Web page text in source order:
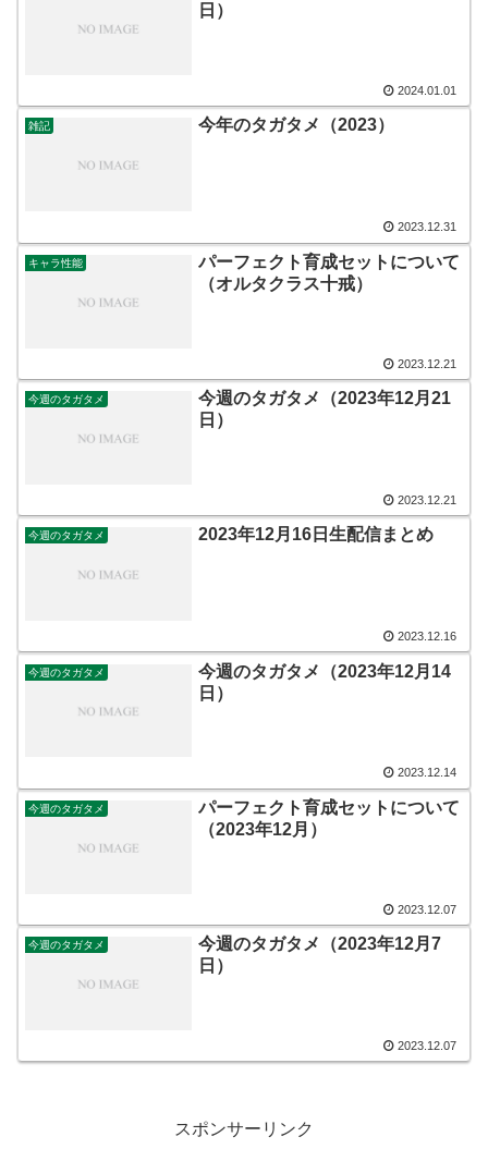
日）
2024.01.01
雑記 今年のタガタメ（2023）
2023.12.31
キャラ性能
パーフェクト育成セットについて
（オルタクラス十戒）
2023.12.21
今週のタガタメ
今週のタガタメ（2023年12月21
日）
2023.12.21
今週のタガタメ 2023年12月16日生配信まとめ
2023.12.16
今週のタガタメ
今週のタガタメ（2023年12月14
日）
2023.12.14
今週のタガタメ
パーフェクト育成セットについて
（2023年12月）
2023.12.07
今週のタガタメ
今週のタガタメ（2023年12月7
日）
2023.12.07
スポンサーリンク